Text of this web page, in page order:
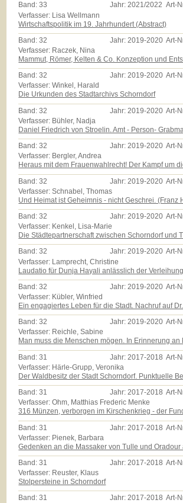
Band:33 Jahr:2021/2022 Art-
Verfasser: Lisa Wellmann
Wirtschaftspolitik im 19. Jahrhundert (Abstract)
Band:32 Jahr: 2019-2020 Art-
Verfasser: Raczek, Nina
Mammut, Römer, Kelten & Co. Konzeption und
Band:32 Jahr:2019-2020 Art-
Verfasser: Winkel, Harald
Die Urkunden des Stadtarchivs Schorndorf
Band:32 Jahr: 2019-2020 Art-
Verfasser: Bühler, Nadja
Daniel Friedrich von Stroelin. Amt - Person-
Band:32 Jahr:2019-2020 Art-
Verfasser: Bergler, Andrea
Heraus mit dem Frauenwahlrecht! Der Kampf um
Band:32 Jahr: 2019-2020 Art-
Verfasser: Schnabel, Thomas
Und Heimat ist Geheimnis - nicht Geschrei. (Franz
Band:32 Jahr:2019-2020 Art-
Verfasser: Kenkel, Lisa-Marie
Die Städtepartnerschaft zwischen Schorndorf und
Band:32 Jahr:2019-2020 Art-
Verfasser: Lamprecht, Christine
Laudatio für Dunja Hayali anlässlich der Verleihung
Band:32 Jahr:2019-2020 Art-
Verfasser: Kübler, Winfried
Ein engagiertes Leben für die Stadt. Nachruf auf
Band:32 Jahr:2019-2020 Art-
Verfasser: Reichle, Sabine
Man muss die Menschen mögen. In Erinnerung an
Band:31 Jahr: 2017-2018 Art-
Verfasser: Härle-Grupp, Veronika
Der Waldbesitz der Stadt Schorndorf. Punktuelle
Band:31 Jahr:2017-2018 Art-
Verfasser: Ohm, Matthias Frederic Menke
316 Münzen, verborgen im Kirschenkrieg - der
Band:31 Jahr: 2017-2018 Art-
Verfasser: Pienek, Barbara
Gedenken an die Massaker von Tulle und Oradour
Band:31 Jahr:2017-2018 Art-
Verfasser: Reuster, Klaus
Stolpersteine in Schorndorf
Band:31 Jahr:2017-2018 Art-